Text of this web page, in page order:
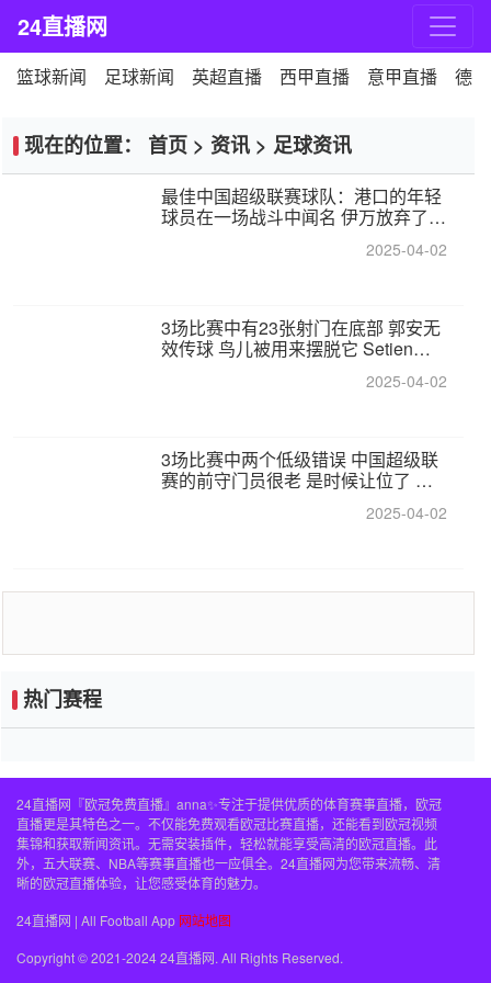
24直播网
篮球新闻 足球新闻 英超直播 西甲直播 意甲直播 德
现在的位置： 首页 > 资讯 > 足球资讯
最佳中国超级联赛球队：港口的年轻
球员在一场战斗中闻名 伊万放弃了泰
2025-04-02
3场比赛中有23张射门在底部 郭安无
效传球 鸟儿被用来摆脱它 Setien痴
2025-04-02
3场比赛中两个低级错误 中国超级联
赛的前守门员很老 是时候让位了 最
2025-04-02
热门赛程
24直播网『欧冠免费直播』anna✨专注于提供优质的体育赛事直播，欧冠
直播更是其特色之一。不仅能免费观看欧冠比赛直播，还能看到欧冠视频
集锦和获取新闻资讯。无需安装插件，轻松就能享受高清的欧冠直播。此
外，五大联赛、NBA等赛事直播也一应俱全。24直播网为您带来流畅、清
晰的欧冠直播体验，让您感受体育的魅力。
24直播网 | All Football App 网站地图
Copyright © 2021-2024 24直播网. All Rights Reserved.